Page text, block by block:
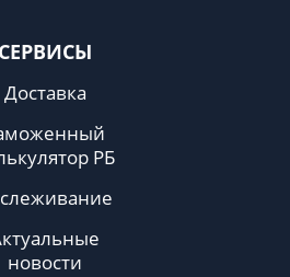
СЕРВИСЫ
Доставка
РБ
новости